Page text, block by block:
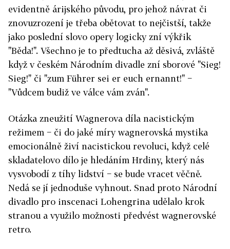
evidentně árijského původu, pro jehož návrat či
znovuzrození je třeba obětovat to nejčistší, takže
jako poslední slovo opery logicky zní výkřik
"Běda!". Všechno je to předtucha až děsivá, zvláště
když v českém Národním divadle zní sborové "Sieg!
Sieg!" či "zum Führer sei er euch ernannt!" −
"Vůdcem budiž ve válce vám zván".
Otázka zneužití Wagnerova díla nacistickým
režimem − či do jaké míry wagnerovská mystika
emocionálně živí nacistickou revoluci, když celé
skladatelovo dílo je hledáním Hrdiny, který nás
vysvobodí z tíhy lidství − se bude vracet věčně.
Nedá se jí jednoduše vyhnout. Snad proto Národní
divadlo pro inscenaci Lohengrina udělalo krok
stranou a využilo možnosti předvést wagnerovské
retro.